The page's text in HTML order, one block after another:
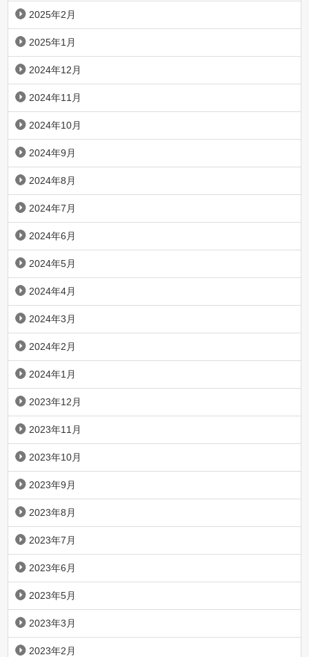
2025年2月
2025年1月
2024年12月
2024年11月
2024年10月
2024年9月
2024年8月
2024年7月
2024年6月
2024年5月
2024年4月
2024年3月
2024年2月
2024年1月
2023年12月
2023年11月
2023年10月
2023年9月
2023年8月
2023年7月
2023年6月
2023年5月
2023年3月
2023年2月